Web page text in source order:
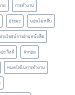
ย
การทำงาน
ธรรมะ
นอนไม่หลับ
ประโยชน์การอ่านหนังสือ
ะ ริงส์
ลากอม
หมดไฟในการทำงาน